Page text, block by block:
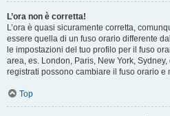
L’ora non è corretta!
L’ora è quasi sicuramente corretta,
essere quella di un fuso orario differente
le impostazioni del tuo profilo per il fuso
area, es. London, Paris, New York,
registrati possono cambiare il fuso orario e
Top